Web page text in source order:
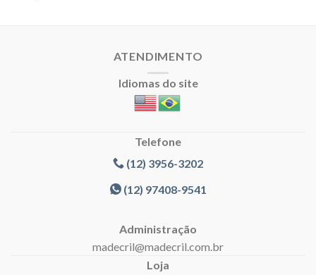
ATENDIMENTO
Idiomas do site
Telefone
(12) 3956-3202
(12) 97408-9541
Administração
madecril@madecril.com.br
Loja